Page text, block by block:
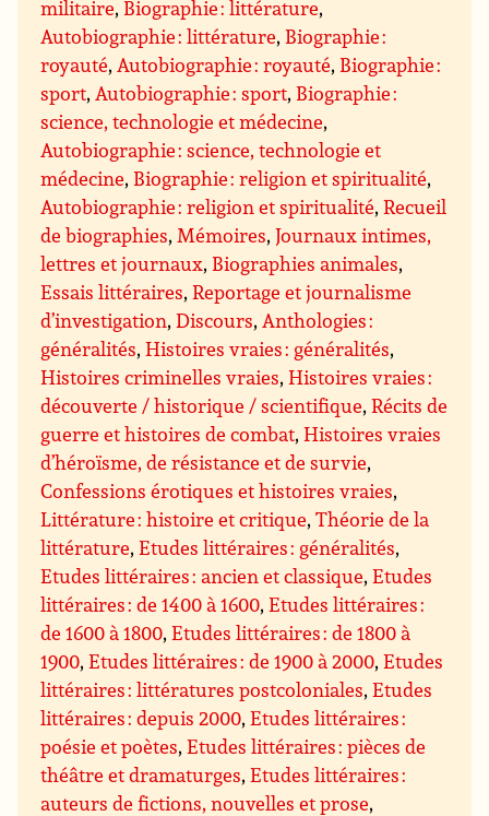
militaire, Biographie : littérature,
Autobiographie : littérature, Biographie :
royauté,Autobiographie : royauté, Biographie :
sport,Autobiographie : sport, Biographie :
science, technologie et médecine,
Autobiographie : science, technologie et
médecine, Biographie : religion et spiritualité,
Autobiographie : religion et spiritualité,Recueil
de biographies,Mémoires,Journaux intimes,
lettres et journaux, Biographies animales,
Essais littéraires,Reportage et journalisme
d’investigation,Discours,Anthologies :
généralités,Histoires vraies : généralités,
Histoires criminelles vraies,Histoires vraies :
découverte / historique / scientifique,Récits de
guerre et histoires de combat,Histoires vraies
d’héroïsme, de résistance et de survie,
Confessions érotiques et histoires vraies,
Littérature : histoire et critique,Théorie de la
littérature,Etudes littéraires : généralités,
Etudes littéraires : ancien et classique,Etudes
littéraires : de 1400 à 1600,Etudes littéraires :
de 1600 à 1800,Etudes littéraires : de 1800 à
1900,Etudes littéraires : de 1900 à 2000,Etudes
littéraires : littératures postcoloniales,Etudes
littéraires : depuis 2000,Etudes littéraires :
poésie et poètes,Etudes littéraires : pièces de
théâtre et dramaturges,Etudes littéraires :
auteurs de fictions, nouvelles et prose,